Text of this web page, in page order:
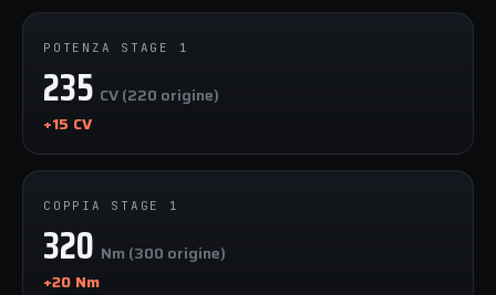
POTENZA STAGE 1
235 CV (220 origine)
+15 CV
COPPIA STAGE 1
320 Nm (300 origine)
+20 Nm